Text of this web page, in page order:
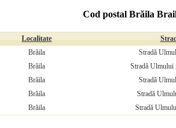
Cod postal Brăila
Localitate
Brăila
Stradă
Brăila
Stradă Ulmului
Brăila
Stradă
Brăila
Stradă
Brăila Stradă